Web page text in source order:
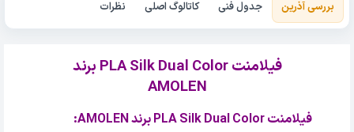
بررسی آذرین جدول فنی کاتالوگ اصلی نظرات
فیلامنت PLA Silk Dual Color برند
AMOLEN
فیلامنت PLA Silk Dual Color برند AMOLEN: